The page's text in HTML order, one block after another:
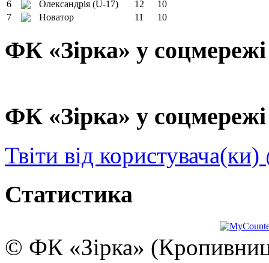
6
Олександрія (U-17) 12
10
7
Новатор 11 10
ФК «Зірка» у
ФК «Зірка» у
Твіти від
Статистика
© ФК «Зірка»